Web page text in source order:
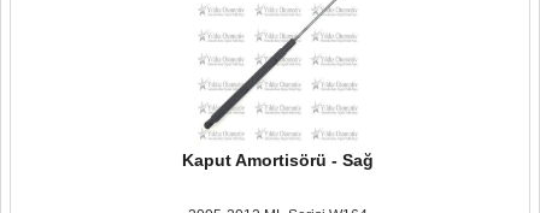
Kaput Amortisörü - Sağ